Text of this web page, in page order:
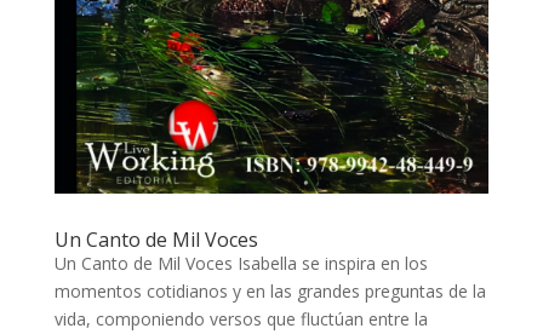
Un Canto de Mil Voces
Un Canto de Mil Voces Isabella se inspira en los
momentos cotidianos y en las grandes preguntas de la
vida, componiendo versos que fluctúan entre la